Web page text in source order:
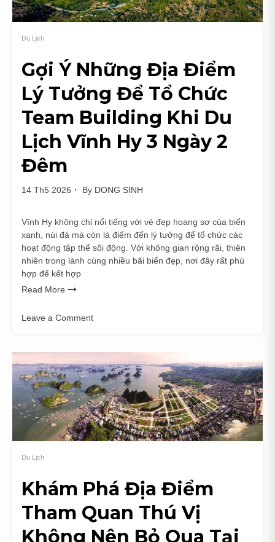
Ngắn
Du Lịch
Gợi Ý Những Địa Điểm
Lý Tưởng Để Tổ Chức
Team Building Khi Du
Lịch Vĩnh Hy 3 Ngày 2
Đêm
14 Th5 2026 By DONG SINH
Vĩnh Hy không chỉ nổi tiếng với vẻ đẹp hoang sơ của biển
xanh, núi đá mà còn là điểm đến lý tưởng để tổ chức các
hoạt động tập thể sôi động. Với không gian rộng rãi, thiên
nhiên trong lành cùng nhiều bãi biển đẹp, nơi đây rất phù
hợp để kết hợp
Read More
Leave a Comment
Ý
Những
Địa
Điểm
Lý
Tưởng
Để
Chức
Building
Khi
Du
Vĩnh
Du Lịch
Khám Phá Địa Điểm
Tham Quan Thú Vị
Không Nên Bỏ Qua Tại